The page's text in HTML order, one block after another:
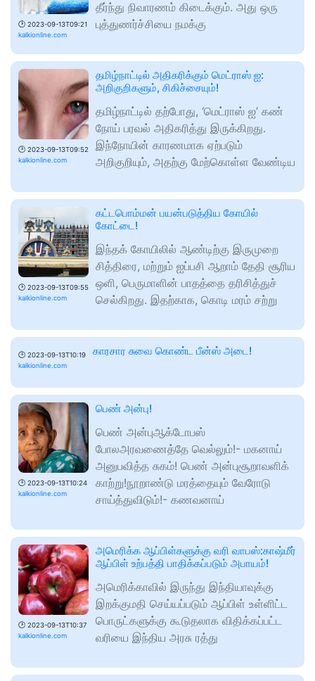
🕑 2023-09-13T09:21
kalkionline.com
தீர்ந்து நிவாரணம் கிடைக்கும். அது ஒரு
புத்துணர்ச்சியை நமக்கு
🕑 2023-09-13T09:52
kalkionline.com
தமிழ்நாட்டில் அதிகரிக்கும் மெட்ராஸ் ஐ:
அறிகுறிகளும், சிகிச்சையும்!
தமிழ்நாட்டில் தற்போது, ‘மெட்ராஸ் ஐ’ கண்
நோய் பரவல் அதிகரித்து இருக்கிறது.
இந்நோயின் காரணமாக ஏற்படும்
அறிகுறியும், அதற்கு மேற்கொள்ள வேண்டிய
🕑 2023-09-13T09:55
kalkionline.com
கட்டபொம்மன் பயன்படுத்திய கோயில்
கோட்டை!
இந்தக் கோயிலில் ஆண்டிற்கு இருமுறை
சித்திரை, மற்றும் ஐப்பசி ஆறாம் தேதி சூரிய
ஒளி, பெருமாளின் பாதத்தை தரிசித்துச்
செல்கிறது. இதற்காக, கொடி மரம் சற்று
🕑 2023-09-13T10:19
kalkionline.com
காரசார சுவை கொண்ட பீன்ஸ் அடை!
🕑 2023-09-13T10:24
kalkionline.com
பெண் அன்பு!
பெண் அன்புஆக்டோபஸ்
போலஅரவணைத்தே வெல்லும்!- மகனாய்
அனுபவித்த சுகம்! பெண் அன்புசூறாவளிக்
காற்று!நூறாண்டு மரத்தையும் வேரோடு
சாய்த்துவிடும்!- கணவனாய்
🕑 2023-09-13T10:37
kalkionline.com
அமெரிக்க ஆப்பிள்களுக்கு வரி வாபஸ்:காஷ்மீர்
ஆப்பிள் உற்பத்தி பாதிக்கப்படும் அபாயம்!
அமெரிக்காவில் இருந்து இந்தியாவுக்கு
இறக்குமதி செய்யப்படும் ஆப்பிள் உள்ளிட்ட
பொருட்களுக்கு கூடுதலாக விதிக்கப்பட்ட
வரியை இந்திய அரசு ரத்து